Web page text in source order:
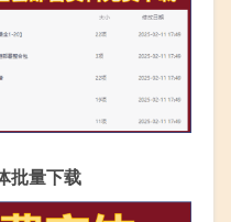
批量下载